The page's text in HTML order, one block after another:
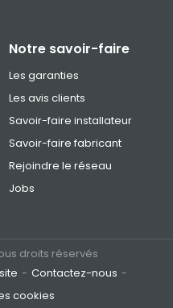
Notre savoir-faire
Les garanties
Les avis clients
Savoir-faire installateur
Savoir-faire fabricant
Rejoindre le réseau
Jobs
droits réservés
Contactez-nous
cookies